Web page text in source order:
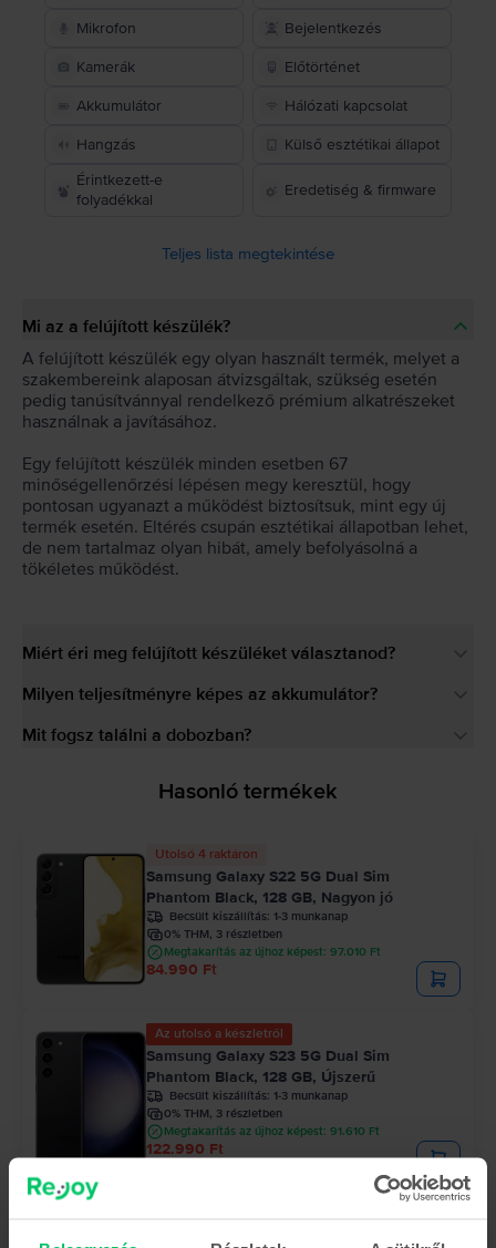
Mikrofon Bejelentkezés
Kamerák Előtörténet
Akkumulátor Hálózati kapcsolat
Hangzás
Külső esztétikai állapot
Érintkezett-e
folyadékkal
Eredetiség & firmware
Teljes lista megtekintése
Mi az a felújított készülék?
A felújított készülék egy olyan használt termék, melyet a
szakembereink alaposan átvizsgáltak, szükség esetén
pedig tanúsítvánnyal rendelkező prémium alkatrészeket
használnak a javításához.
Egy felújított készülék minden esetben 67
minőségellenőrzési lépésen megy keresztül, hogy
pontosan ugyanazt a működést biztosítsuk, mint egy új
termék esetén. Eltérés csupán esztétikai állapotban lehet,
de nem tartalmaz olyan hibát, amely befolyásolná a
tökéletes működést.
Miért éri meg felújított készüléket választanod?
Milyen teljesítményre képes az akkumulátor?
Mit fogsz találni a dobozban?
Hasonló termékek
Utolsó 4 raktáron
Samsung Galaxy S22 5G Dual Sim
Phantom Black, 128 GB, Nagyon jó
Becsült kiszállítás: 1-3 munkanap
0% THM, 3 részletben
Megtakarítás az újhoz képest: 97.010 Ft
84.990 Ft
Az utolsó a készletről
Samsung Galaxy S23 5G Dual Sim
Phantom Black, 128 GB, Újszerű
Becsült kiszállítás: 1-3 munkanap
0% THM, 3 részletben
Megtakarítás az újhoz képest: 91.610 Ft
122.990 Ft